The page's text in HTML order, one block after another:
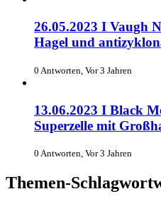
26.05.2023 I Vaugh
Hagel und
0 Antworten, Vor 3 Jahren
13.06.2023 I Black
Superzelle mit
0 Antworten, Vor 3 Jahren
Themen-